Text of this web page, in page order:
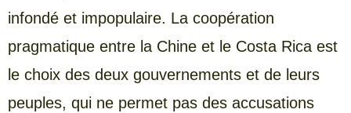
infondé et impopulaire. La coopération
pragmatique entre la Chine et le Costa Rica est
le choix des deux gouvernements et de leurs
peuples, qui ne permet pas des accusations